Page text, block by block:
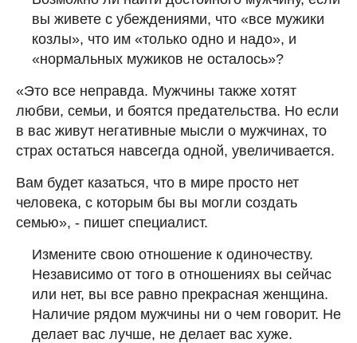
вы живете с убеждениями, что «все мужики
козлы», что им «только одно и надо», и
«нормальных мужиков не осталось»?
«Это все неправда. Мужчины также хотят
любви, семьи, и боятся предательства. Но если
в вас живут негативные мысли о мужчинах, то
страх остаться навсегда одной, увеличивается.
Вам будет казаться, что в мире просто нет
человека, с которым бы вы могли создать
семью», - пишет специалист.
Измените свою отношение к одиночеству.
Независимо от того в отношениях вы сейчас
или нет, вы все равно прекрасная женщина.
Наличие рядом мужчины ни о чем говорит. Не
делает вас лучше, не делает вас хуже.